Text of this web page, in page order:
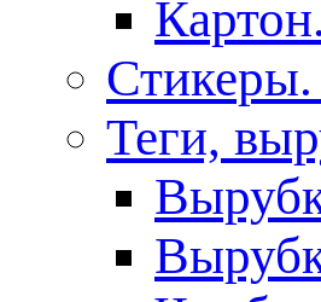
Теги,